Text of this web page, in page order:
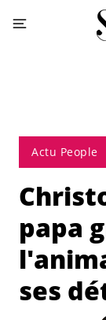
Actu People
papa
ses